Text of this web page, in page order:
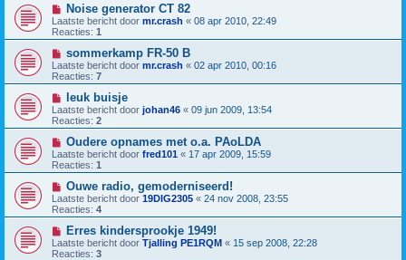
Noise generator CT 82
Laatste bericht door mr.crash « 08 apr 2010, 22:49
Reacties: 1
sommerkamp FR-50 B
Laatste bericht door mr.crash « 02 apr 2010, 00:16
Reacties: 7
leuk buisje
Laatste bericht door johan46 « 09 jun 2009, 13:54
Reacties: 2
Oudere opnames met o.a. PAoLDA
Laatste bericht door fred101 « 17 apr 2009, 15:59
Reacties: 1
Ouwe radio, gemoderniseerd!
Laatste bericht door 19DIG2305 « 24 nov 2008, 23:55
Reacties: 4
Erres kindersprookje 1949!
Laatste bericht door Tjalling PE1RQM « 15 sep 2008, 22:28
Reacties: 3